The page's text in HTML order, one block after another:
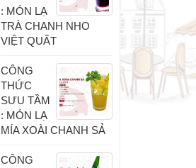
: MÓN LẠ
TRÀ CHANH NHO
VIỆT QUẤT
CÔNG
THỨC
SƯU TẦM
: MÓN LẠ
MÍA XOÀI CHANH SẢ
CÔNG